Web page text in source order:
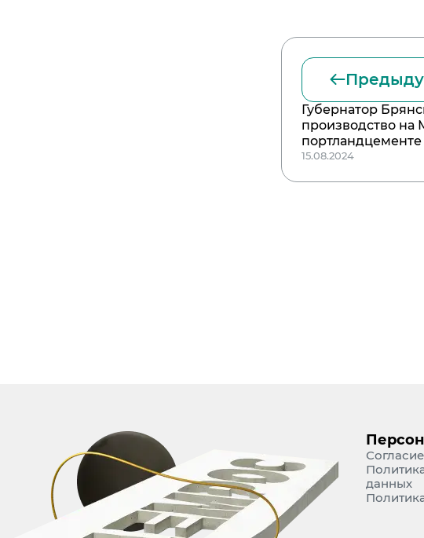
Губернатор
производство на
портландцементе
15.08.2024
данных